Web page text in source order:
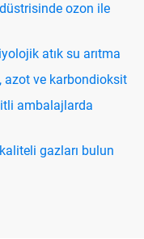
ozon ile
atık su arıtma
azot ve karbondioksit
ambalajlarda
gazları bulun